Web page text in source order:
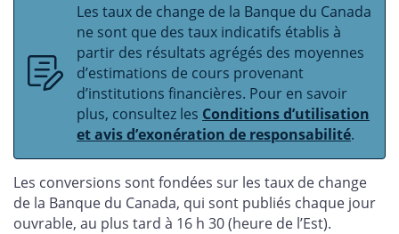
Les taux de change de la Banque du Canada
ne sont que des taux indicatifs établis à
partir des résultats agrégés des moyennes
d’estimations de cours provenant
d’institutions financières. Pour en savoir
plus, consultez les Conditions d’utilisation
et avis d’exonération de responsabilité.
Les conversions sont fondées sur les taux de change
de la Banque du Canada, qui sont publiés chaque jour
ouvrable, au plus tard à 16 h 30 (heure de l’Est).